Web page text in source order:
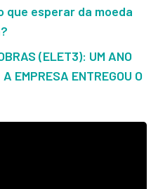
que esperar da moeda
(ELET3): UM ANO
EMPRESA ENTREGOU O